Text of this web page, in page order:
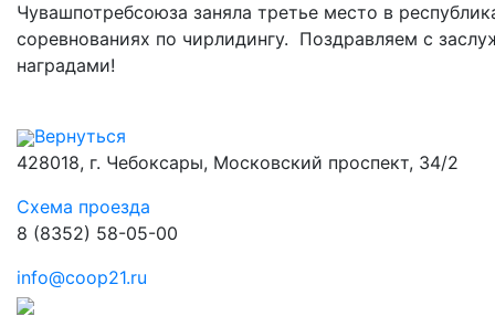
Чувашпотребсоюза заняла третье место в
соревнованиях по чирлидингу. Поздравляем с
наградами!
Вернуться
428018, г. Чебоксары, Московский проспект, 34/2
Схема проезда
8 (8352) 58-05-00
info@coop21.ru